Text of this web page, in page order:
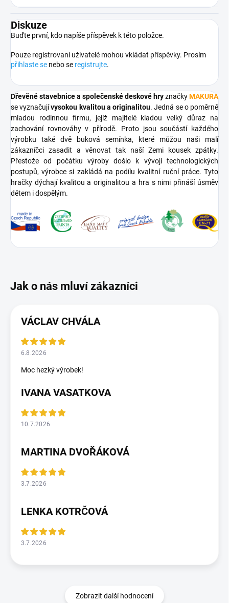
Diskuze
Buďte první, kdo napíše příspěvek k této položce.
Pouze registrovaní uživatelé mohou vkládat příspěvky. Prosím
přihlaste se nebo se registrujte.
Dřevěné stavebnice a společenské deskové hryznačkyMAKURA
se vyznačujívysokou kvalitou a originalitou. Jedná se o poměrně
mladou rodinnou firmu, jejíž majitelé kladou velký důraz na
zachování rovnováhy v přírodě. Proto jsou součástí každého
výrobku také dvě buková semínka, které můžou naši malí
zákazníčci zasadit a věnovat tak naší Zemi kousek zpátky.
Přestože od počátku výroby došlo k vývoji technologických
postupů, výrobce si zakládá na podílu kvalitní ruční práce. Tyto
hračky dýchají kvalitou a originalitou a hra s nimi přináší úsměv
dětem i dospělým.
VÁCLAV CHVÁLA
6.8.2026
Moc hezký výrobek!
IVANA VASATKOVA
10.7.2026
MARTINA DVOŘÁKOVÁ
3.7.2026
LENKA KOTRČOVÁ
3.7.2026
Zobrazit další hodnocení